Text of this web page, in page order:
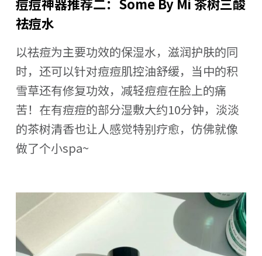
祛痘水
以祛痘为主要功效的保湿水，滋润护肤的同
时，还可以针对痘痘肌控油舒缓，当中的积
雪草还有修复功效，减轻痘痘在脸上的痛
苦！在有痘痘的部分湿敷大约10分钟，淡淡
的茶树清香也让人感觉特别疗愈，仿佛就像
做了个小spa~